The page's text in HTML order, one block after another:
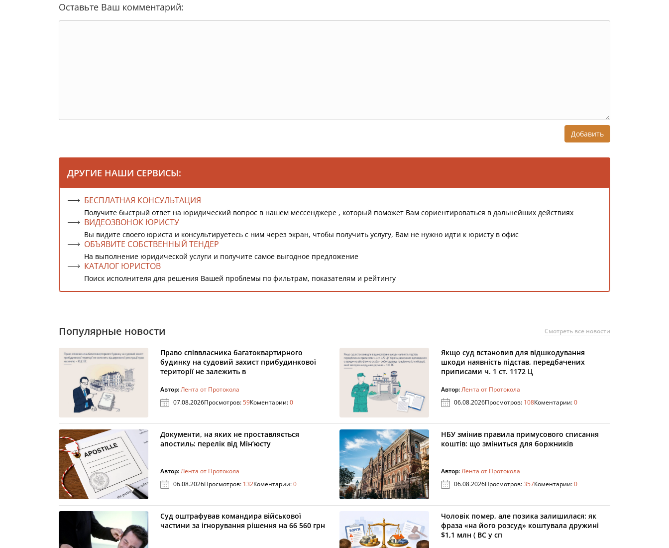
Оставьте Ваш комментарий:
Добавить
ДРУГИЕ НАШИ СЕРВИСЫ:
БЕСПЛАТНАЯ КОНСУЛЬТАЦИЯ
Получите быстрый ответ на юридический вопрос в нашем мессенджере , который поможет Вам сориентироваться в дальнейших действиях
ВИДЕОЗВОНОК ЮРИСТУ
Вы видите своего юриста и консультируетесь с ним через экран, чтобы получить услугу, Вам не нужно идти к юристу в офис
ОБЪЯВИТЕ СОБСТВЕННЫЙ ТЕНДЕР
На выполнение юридической услуги и получите самое выгодное предложение
КАТАЛОГ ЮРИСТОВ
Поиск исполнителя для решения Вашей проблемы по фильтрам, показателям и рейтингу
Популярные новости Смотреть все новости
Право співвласника багатоквартирного
будинку на судовий захист прибудинкової
території не залежить в
Автор:Лента от Протокола
07.08.2026Просмотров:59Коментарии:0
Якщо суд встановив для відшкодування
шкоди наявність підстав, передбачених
приписами ч. 1 ст. 1172 Ц
Автор:Лента от Протокола
06.08.2026Просмотров: 108Коментарии:0
Документи, на яких не проставляється
апостиль: перелік від Мін’юсту
Автор:Лента от Протокола
06.08.2026Просмотров: 132Коментарии:0
НБУ змінив правила примусового списання
коштів: що зміниться для боржників
Автор:Лента от Протокола
06.08.2026Просмотров:357Коментарии:0
Суд оштрафував командира військової
частини за ігнорування рішення на 66 560 грн
Чоловік помер, але позика залишилася: як
фраза «на його розсуд» коштувала дружині
$1,1 млн ( ВС у сп